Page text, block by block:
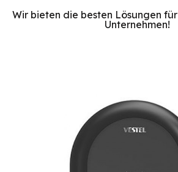
Wir bieten die besten Lösungen
Unternehmen!